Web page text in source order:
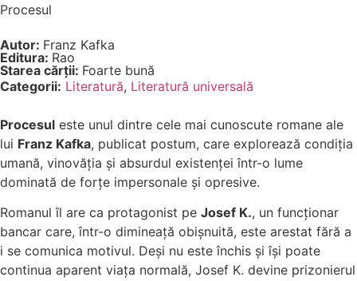
Procesul
Autor: Franz Kafka
Editura: Rao
Starea cărții: Foarte bună
Categorii: Literatură, Literatură universală
Procesul este unul dintre cele mai cunoscute romane ale
lui Franz Kafka, publicat postum, care explorează condiția
umană, vinovăția și absurdul existenței într-o lume
dominată de forțe impersonale și opresive.
Romanul îl are ca protagonist pe Josef K., un funcționar
bancar care, într-o dimineață obișnuită, este arestat fără a
i se comunica motivul. Deși nu este închis și își poate
continua aparent viața normală, Josef K. devine prizonierul